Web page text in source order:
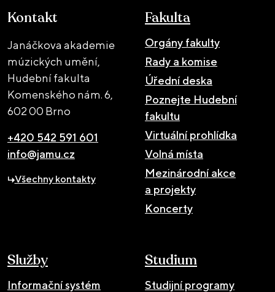
Kontakt
Janáčkova akademie
múzických umění,
Hudební fakulta
Komenského nám. 6,
602 00 Brno
+420 542 591 601
info@jamu.cz
Všechny kontakty
Fakulta
Orgány fakulty
Rady a komise
Úřední deska
Poznejte Hudební
fakultu
Virtuální prohlídka
Volná místa
Mezinárodní akce
a projekty
Koncerty
Služby
Informační systém
Studium
Studijní programy